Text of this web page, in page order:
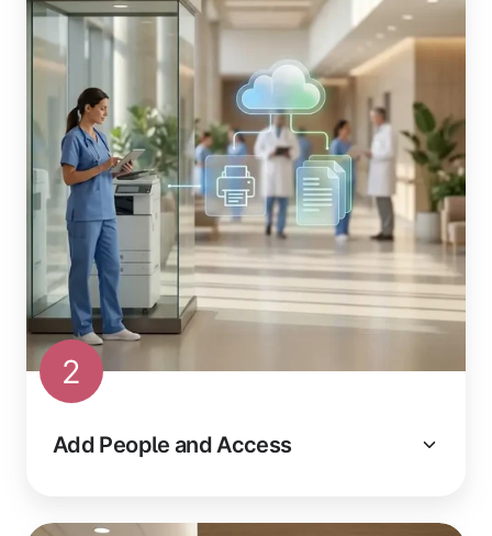
2
Add People and Access